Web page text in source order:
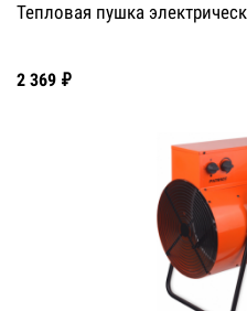
Тепловая пушка
2 369 ₽